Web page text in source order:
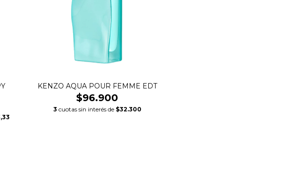
KENZO AQUA POUR FEMME EDT
$96.900
3 cuotas sin interés de $32.300